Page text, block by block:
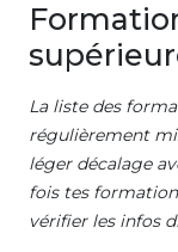
La liste des
régulièrement
léger décalage
fois tes
vérifier les infos